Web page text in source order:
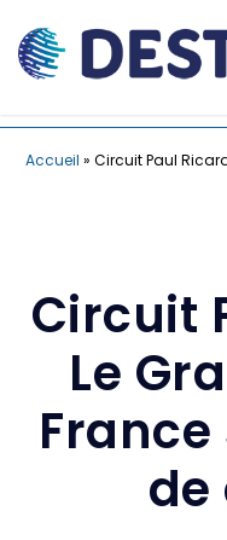
Accueil » Circuit Paul
Circuit
Le